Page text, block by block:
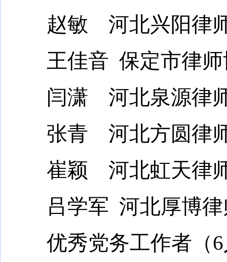
赵敏 河北兴阳律
王佳音 保定市律师
闫潇 河北泉源律
张青 河北方圆律
崔颖 河北虹天律
吕学军 河北厚博律
优秀党务工作者（6